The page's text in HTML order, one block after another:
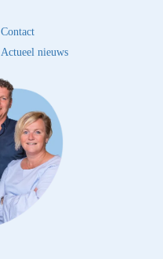
Contact
Actueel nieuws